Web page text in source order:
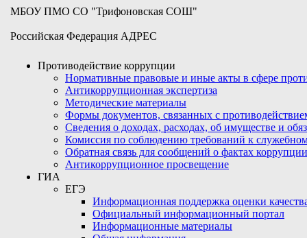
МБОУ ПМО СО "Трифоновская СОШ"
Российская Федерация АДРЕС
Противодействие коррупции
Нормативные правовые и иные акты в сфере
Антикоррупционная экспертиза
Методические материалы
Формы документов, связанных с
Сведения о доходах, расходах, об имуществе и
Комиссия по соблюдению требований к
Обратная связь для сообщений о фактах коррупции
Антикоррупционное просвещение
ГИА
ЕГЭ
Информационная поддержка оценки
Официальный информационный портал
Информационные материалы